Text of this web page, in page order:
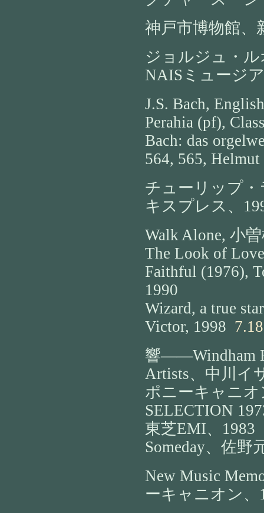
神戸市博物館、
ジョルジュ・
NAISミュージ
J.S. Bach,
Perahia (pf),
Bach: das
564, 565,
チューリップ
キスプレス、
Walk Alone, 小
The Look of
Faithful (1976),
1990
Wizard, a true
Victor, 1998
響――Windham
Artists、中川イ
ポニーキャニオ
SELECTION
東芝EMI、1983
Someday、佐野
New Music
ーキャニオン、